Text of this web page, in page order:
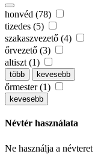
honvéd (78)
tizedes (5)
szakaszvezető (4)
őrvezető (3)
altiszt (1)
több kevesebb
őrmester (1)
kevesebb
Névtér használata
Ne használja a névteret